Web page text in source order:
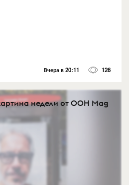
Вчера в 20:11 126
недели от OOH Mag